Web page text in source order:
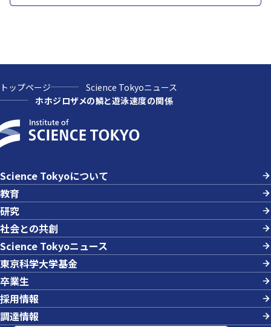
トップページ
Science Tokyoニュース
ホホジロザメの鱗と遊泳速度の関係
Science Tokyoについて
教育
研究
社会との共創
Science Tokyoニュース
東京科学大学基金
卒業生
採用情報
調達情報